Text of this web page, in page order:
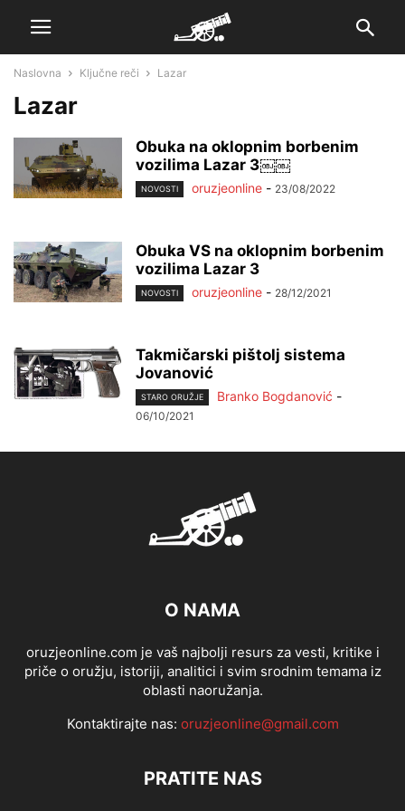
Naslovna Ključne reči Lazar
Lazar
Obuka na oklopnim borbenim
vozilima Lazar 3￼￼
NOVOSTI oruzjeonline - 23/08/2022
Obuka VS na oklopnim borbenim
vozilima Lazar 3
NOVOSTI oruzjeonline - 28/12/2021
Takmičarski pištolj sistema
Jovanović
STARO ORUŽJE Branko Bogdanović -
06/10/2021
O NAMA
oruzjeonline.com je vaš najbolji resurs za vesti, kritike i
priče o oružju, istoriji, analitici i svim srodnim temama iz
oblasti naoružanja.
Kontaktirajte nas: oruzjeonline@gmail.com
PRATITE NAS